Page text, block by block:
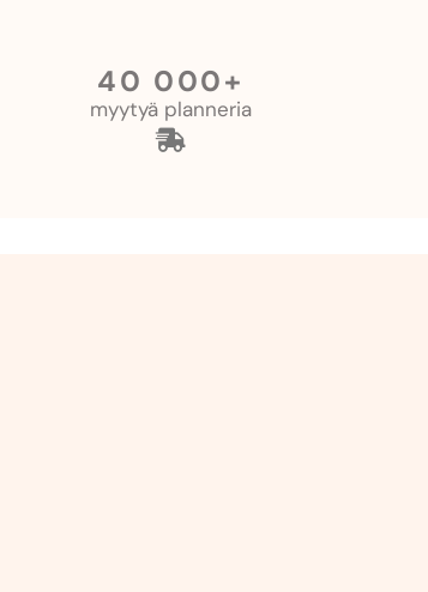
40 000+
myytyä planneria